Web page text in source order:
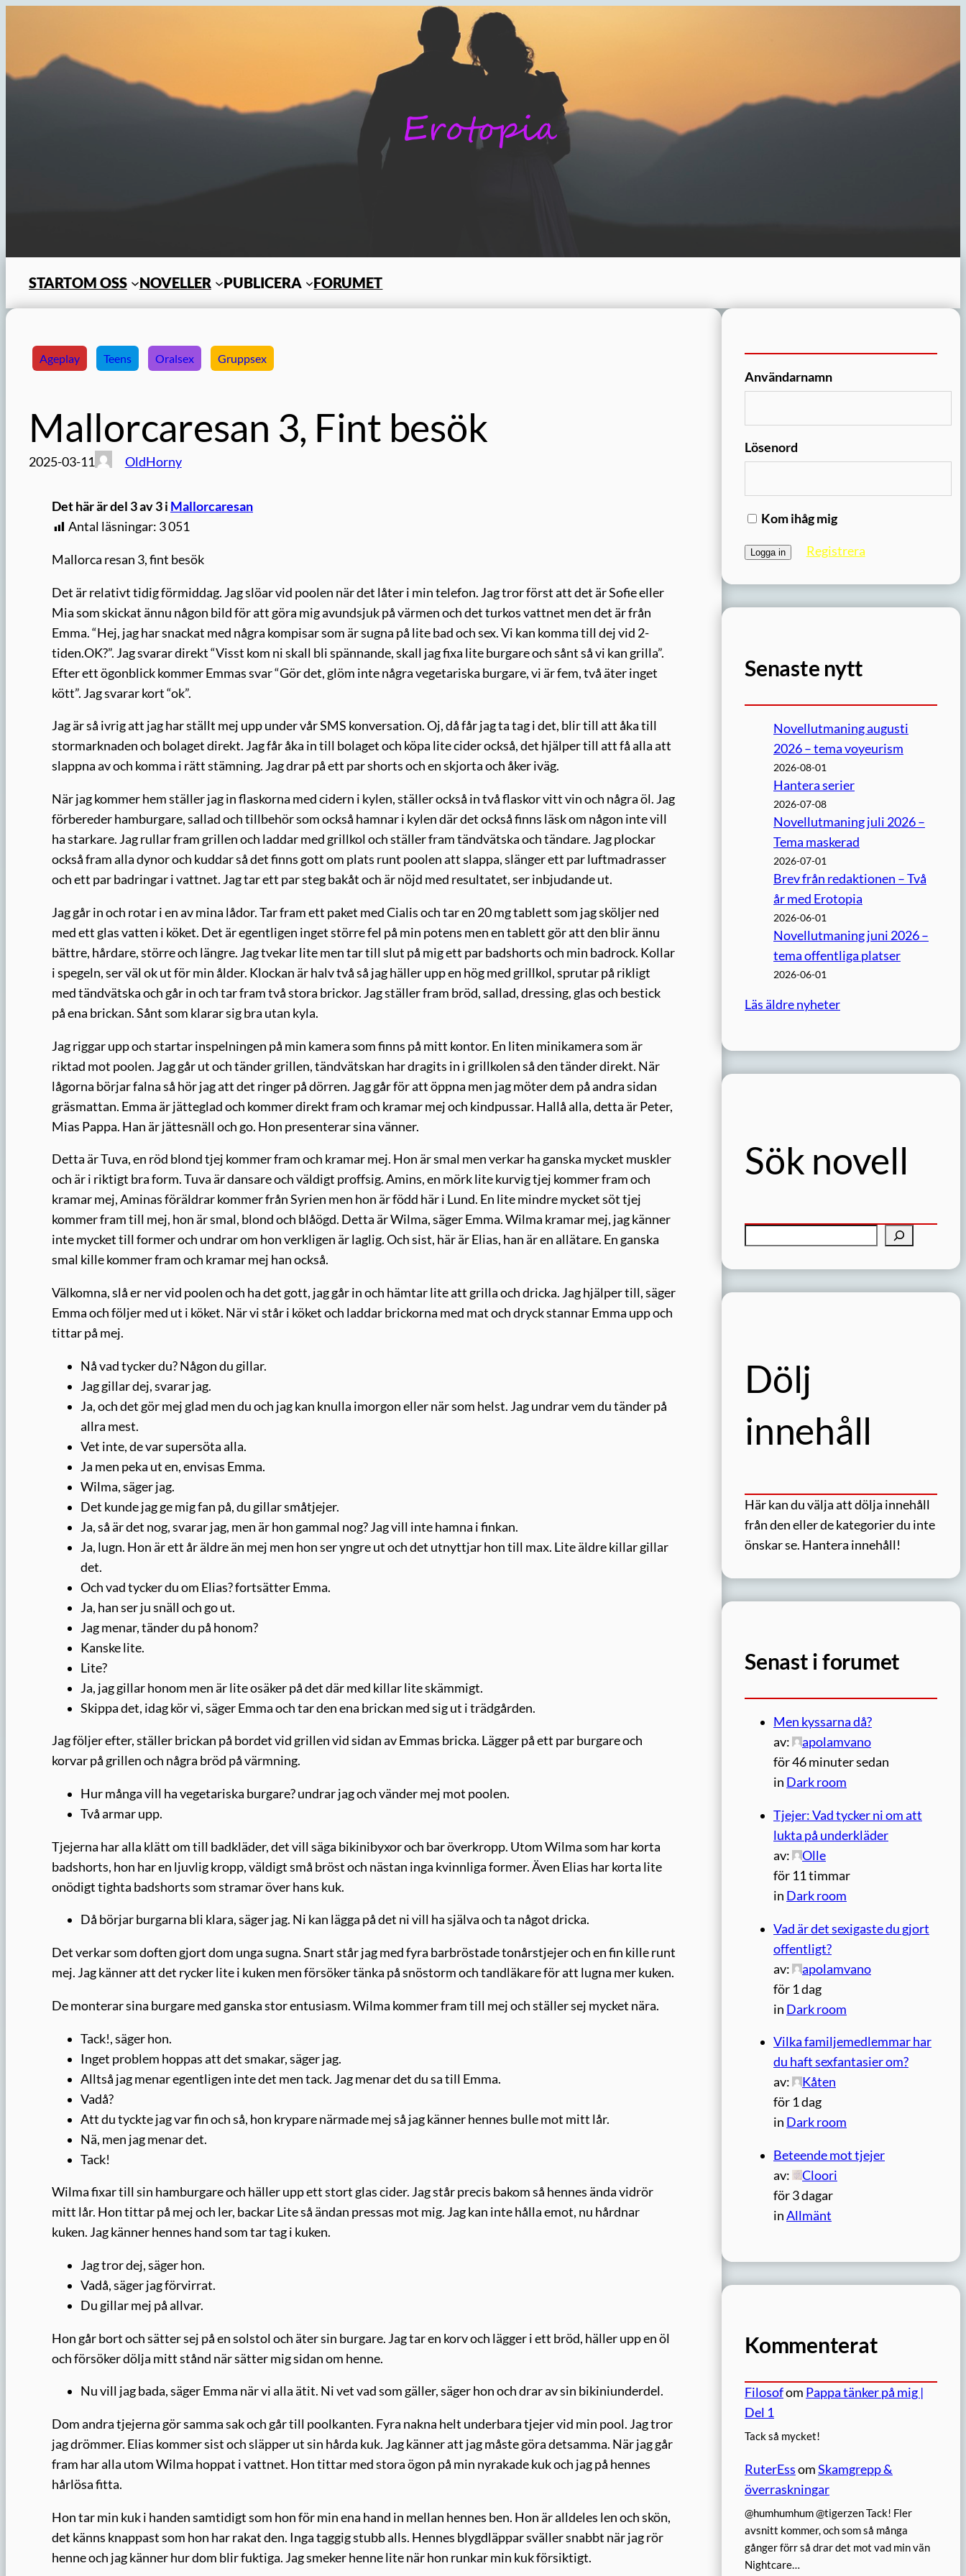
STARTOM OSS NOVELLER PUBLICERA FORUMET
Ageplay Teens Oralsex Gruppsex
Mallorcaresan 3, Fint besök
2025-03-11 OldHorny
Det här är del 3 av 3 i Mallorcaresan
Antal läsningar: 3 051
Mallorca resan 3, fint besök
Det är relativt tidig förmiddag. Jag slöar vid poolen när det låter i min telefon. Jag tror först att det är Sofie eller
Mia som skickat ännu någon bild för att göra mig avundsjuk på värmen och det turkos vattnet men det är från
Emma. “Hej, jag har snackat med några kompisar som är sugna på lite bad och sex. Vi kan komma till dej vid 2-
tiden.OK?”. Jag svarar direkt “Visst kom ni skall bli spännande, skall jag fixa lite burgare och sånt så vi kan grilla”.
Efter ett ögonblick kommer Emmas svar “Gör det, glöm inte några vegetariska burgare, vi är fem, två äter inget
kött”. Jag svarar kort “ok”.
Jag är så ivrig att jag har ställt mej upp under vår SMS konversation. Oj, då får jag ta tag i det, blir till att åka till
stormarknaden och bolaget direkt. Jag får åka in till bolaget och köpa lite cider också, det hjälper till att få alla att
slappna av och komma i rätt stämning. Jag drar på ett par shorts och en skjorta och åker iväg.
När jag kommer hem ställer jag in flaskorna med cidern i kylen, ställer också in två flaskor vitt vin och några öl. Jag
förbereder hamburgare, sallad och tillbehör som också hamnar i kylen där det också finns läsk om någon inte vill
ha starkare. Jag rullar fram grillen och laddar med grillkol och ställer fram tändvätska och tändare. Jag plockar
också fram alla dynor och kuddar så det finns gott om plats runt poolen att slappa, slänger ett par luftmadrasser
och ett par badringar i vattnet. Jag tar ett par steg bakåt och är nöjd med resultatet, ser inbjudande ut.
Jag går in och rotar i en av mina lådor. Tar fram ett paket med Cialis och tar en 20 mg tablett som jag sköljer ned
med ett glas vatten i köket. Det är egentligen inget större fel på min potens men en tablett gör att den blir ännu
bättre, hårdare, större och längre. Jag tvekar lite men tar till slut på mig ett par badshorts och min badrock. Kollar
i spegeln, ser väl ok ut för min ålder. Klockan är halv två så jag häller upp en hög med grillkol, sprutar på rikligt
med tändvätska och går in och tar fram två stora brickor. Jag ställer fram bröd, sallad, dressing, glas och bestick
på ena brickan. Sånt som klarar sig bra utan kyla.
Jag riggar upp och startar inspelningen på min kamera som finns på mitt kontor. En liten minikamera som är
riktad mot poolen. Jag går ut och tänder grillen, tändvätskan har dragits in i grillkolen så den tänder direkt. När
lågorna börjar falna så hör jag att det ringer på dörren. Jag går för att öppna men jag möter dem på andra sidan
gräsmattan. Emma är jätteglad och kommer direkt fram och kramar mej och kindpussar. Hallå alla, detta är Peter,
Mias Pappa. Han är jättesnäll och go. Hon presenterar sina vänner.
Detta är Tuva, en röd blond tjej kommer fram och kramar mej. Hon är smal men verkar ha ganska mycket muskler
och är i riktigt bra form. Tuva är dansare och väldigt proffsig. Amins, en mörk lite kurvig tjej kommer fram och
kramar mej, Aminas föräldrar kommer från Syrien men hon är född här i Lund. En lite mindre mycket söt tjej
kommer fram till mej, hon är smal, blond och blåögd. Detta är Wilma, säger Emma. Wilma kramar mej, jag känner
inte mycket till former och undrar om hon verkligen är laglig. Och sist, här är Elias, han är en allätare. En ganska
smal kille kommer fram och kramar mej han också.
Välkomna, slå er ner vid poolen och ha det gott, jag går in och hämtar lite att grilla och dricka. Jag hjälper till, säger
Emma och följer med ut i köket. När vi står i köket och laddar brickorna med mat och dryck stannar Emma upp och
tittar på mej.
Nå vad tycker du? Någon du gillar.
Jag gillar dej, svarar jag.
Ja, och det gör mej glad men du och jag kan knulla imorgon eller när som helst. Jag undrar vem du tänder på
allra mest.
Vet inte, de var supersöta alla.
Ja men peka ut en, envisas Emma.
Wilma, säger jag.
Det kunde jag ge mig fan på, du gillar småtjejer.
Ja, så är det nog, svarar jag, men är hon gammal nog? Jag vill inte hamna i finkan.
Ja, lugn. Hon är ett år äldre än mej men hon ser yngre ut och det utnyttjar hon till max. Lite äldre killar gillar
det.
Och vad tycker du om Elias? fortsätter Emma.
Ja, han ser ju snäll och go ut.
Jag menar, tänder du på honom?
Kanske lite.
Lite?
Ja, jag gillar honom men är lite osäker på det där med killar lite skämmigt.
Skippa det, idag kör vi, säger Emma och tar den ena brickan med sig ut i trädgården.
Jag följer efter, ställer brickan på bordet vid grillen vid sidan av Emmas bricka. Lägger på ett par burgare och
korvar på grillen och några bröd på värmning.
Hur många vill ha vegetariska burgare? undrar jag och vänder mej mot poolen.
Två armar upp.
Tjejerna har alla klätt om till badkläder, det vill säga bikinibyxor och bar överkropp. Utom Wilma som har korta
badshorts, hon har en ljuvlig kropp, väldigt små bröst och nästan inga kvinnliga former. Även Elias har korta lite
onödigt tighta badshorts som stramar över hans kuk.
Då börjar burgarna bli klara, säger jag. Ni kan lägga på det ni vill ha själva och ta något dricka.
Det verkar som doften gjort dom unga sugna. Snart står jag med fyra barbröstade tonårstjejer och en fin kille runt
mej. Jag känner att det rycker lite i kuken men försöker tänka på snöstorm och tandläkare för att lugna mer kuken.
De monterar sina burgare med ganska stor entusiasm. Wilma kommer fram till mej och ställer sej mycket nära.
Tack!, säger hon.
Inget problem hoppas att det smakar, säger jag.
Alltså jag menar egentligen inte det men tack. Jag menar det du sa till Emma.
Vadå?
Att du tyckte jag var fin och så, hon krypare närmade mej så jag känner hennes bulle mot mitt lår.
Nä, men jag menar det.
Tack!
Wilma fixar till sin hamburgare och häller upp ett stort glas cider. Jag står precis bakom så hennes ända vidrör
mitt lår. Hon tittar på mej och ler, backar Lite så ändan pressas mot mig. Jag kan inte hålla emot, nu hårdnar
kuken. Jag känner hennes hand som tar tag i kuken.
Jag tror dej, säger hon.
Vadå, säger jag förvirrat.
Du gillar mej på allvar.
Hon går bort och sätter sej på en solstol och äter sin burgare. Jag tar en korv och lägger i ett bröd, häller upp en öl
och försöker dölja mitt stånd när sätter mig sidan om henne.
Nu vill jag bada, säger Emma när vi alla ätit. Ni vet vad som gäller, säger hon och drar av sin bikiniunderdel.
Dom andra tjejerna gör samma sak och går till poolkanten. Fyra nakna helt underbara tjejer vid min pool. Jag tror
jag drömmer. Elias kommer sist och släpper ut sin hårda kuk. Jag känner att jag måste göra detsamma. När jag går
fram har alla utom Wilma hoppat i vattnet. Hon tittar med stora ögon på min nyrakade kuk och jag på hennes
hårlösa fitta.
Hon tar min kuk i handen samtidigt som hon för min ena hand in mellan hennes ben. Hon är alldeles len och skön,
det känns knappast som hon har rakat den. Inga taggig stubb alls. Hennes blygdläppar sväller snabbt när jag rör
henne och jag känner hur dom blir fuktiga. Jag smeker henne lite när hon runkar min kuk försiktigt.
Användarnamn
Lösenord
Kom ihåg mig
Registrera
Senaste nytt
Novellutmaning augusti
2026 – tema voyeurism
2026-08-01
Hantera serier
2026-07-08
Novellutmaning juli 2026 –
Tema maskerad
2026-07-01
Brev från redaktionen – Två
år med Erotopia
2026-06-01
Novellutmaning juni 2026 –
tema offentliga platser
2026-06-01
Läs äldre nyheter
Sök novell
k
Dölj
innehåll
Här kan du välja att dölja innehåll
från den eller de kategorier du inte
önskar se. Hantera innehåll!
Senast i forumet
Men kyssarna då?
av:
apolamvano
för 46 minuter sedan
in Dark room
Tjejer: Vad tycker ni om att
lukta på underkläder
av:
Olle
för 11 timmar
in Dark room
Vad är det sexigaste du gjort
offentligt?
av:
apolamvano
för 1 dag
in Dark room
Vilka familjemedlemmar har
du haft sexfantasier om?
av:
Kåten
för 1 dag
in Dark room
Beteende mot tjejer
av:
Cloori
för 3 dagar
inAllmänt
Kommenterat
Filosofom Pappa tänker på mig |
Del 1
Tack så mycket!
RuterEssomSkamgrepp &
överraskningar
@humhumhum @tigerzen Tack! Fler
avsnitt kommer, och som så många
gånger förr så drar det mot vad min vän
Nightcare…